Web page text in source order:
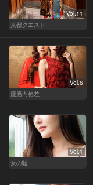
Vol.11
京都クエスト
Vol.6
慶應内格差
Vol.1
女の嘘